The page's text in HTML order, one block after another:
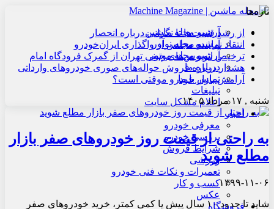
آرشیو مجله ماشین
آرشیو مجله نوآور
آرشیو مجله موتور
درباره ما
تماس با ما
تبلیغات
اعلام مشکل سایت
اخبار
معرفی خودرو
بررسی خودرو
شرایط فروش
ورزشی
تعمیرات و نکات فنی خودرو
کسب و کار
عکس
فروشگاه
تازه‌ها
از رشد قیمت‌ها تا نگرانی درباره انحصار
انتقاد نماینده مجلس از واگذاری ایران‌خودرو
ترخیص اتوبوس‌های چینی تهران از گمرک فرودگاه امام
هشدار درباره فروش حواله‌های صوری خودروهای وارداتی
آرامش بازار خودرو موقتی است؟
شنبه , ۱۷ مرداد ۱۴۰۵
به راحتی از قیمت روز خودروهای صفر بازار
مطلع شوید
۱۳۹۹-۱۱-۰۶
شاید تا حدود ۱۰ سال پیش یا کمی کمتر، خرید خودروهای صفر